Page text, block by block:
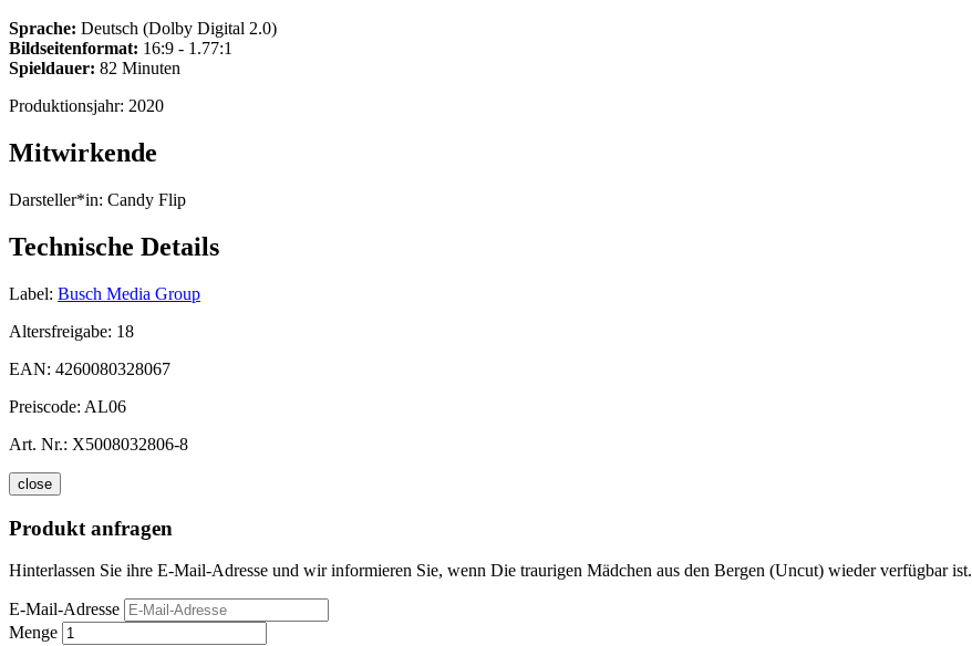
Sprache: Deutsch (Dolby Digital 2.0)
Bildseitenformat: 16:9 - 1.77:1
Spieldauer: 82 Minuten
Produktionsjahr: 2020
Mitwirkende
Darsteller*in: Candy Flip
Technische Details
Label: Busch Media Group
Altersfreigabe: 18
EAN: 4260080328067
Preiscode: AL06
Art. Nr.: X5008032806-8
close
Produkt anfragen
Hinterlassen Sie ihre E-Mail-Adresse und wir informieren Sie, wenn Die traurigen Mädchen aus den Bergen (Uncut) wieder verfügbar ist.
E-Mail-Adresse
Menge